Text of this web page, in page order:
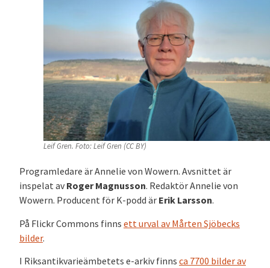
Leif Gren. Foto: Leif Gren (CC BY)
Programledare är Annelie von Wowern. Avsnittet är
inspelat av Roger Magnusson. Redaktör Annelie von
Wowern. Producent för K-podd är Erik Larsson.
På Flickr Commons finns ett urval av Mårten Sjöbecks
bilder.
I Riksantikvarieämbetets e-arkiv finns ca 7700 bilder av